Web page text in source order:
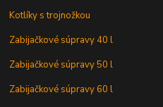
Kotlíky s trojnožkou
Zabijačkové súpravy 40 l
Zabijačkové súpravy 50 l
Zabijačkové súpravy 60 l